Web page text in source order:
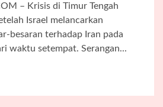
– Krisis di Timur Tengah
Israel melancarkan
besaran terhadap Iran pada
waktu setempat. Serangan...